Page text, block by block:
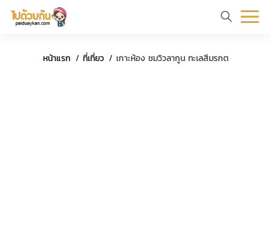
ข้อมูล
หน้าแรก ที่เที่ยว เกาะห้อง ชมวิวลากูน ทะเลสีมรกต